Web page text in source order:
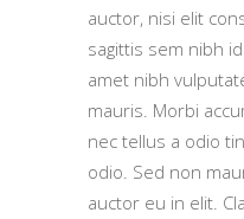
auctor, nisi elit
sagittis sem nibh
amet nibh
mauris. Morbi
nec tellus a odio
odio. Sed non
auctor eu in elit.